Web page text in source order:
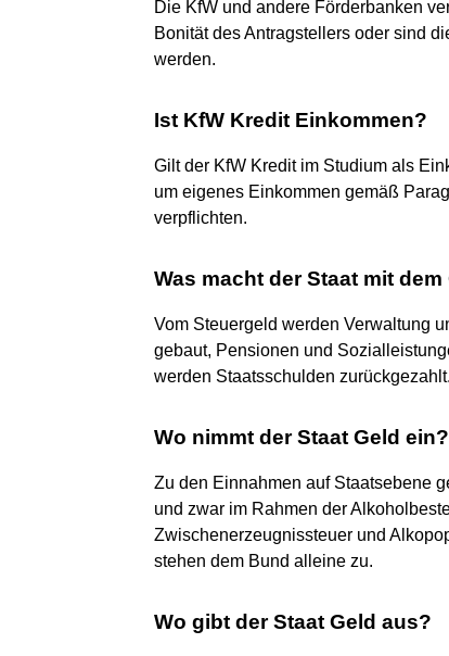
Die KfW und andere Förderbanken
Bonität des Antragstellers oder sind
werden.
Ist KfW Kredit Einkommen?
Gilt der KfW Kredit im Studium als
um eigenes Einkommen gemäß
verpflichten.
Was macht der Staat mit dem
Vom Steuergeld werden Verwaltung
gebaut, Pensionen und
werden Staatsschulden zurückgezahlt.
Wo nimmt der Staat Geld ein?
Zu den Einnahmen auf Staatsebene
und zwar im Rahmen der
Zwischenerzeugnissteuer und
stehen dem Bund alleine zu.
Wo gibt der Staat Geld aus?